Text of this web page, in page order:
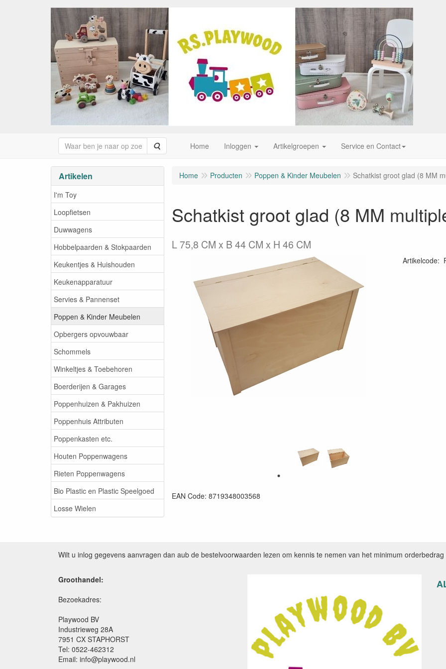
Zoeken Home Inloggen Artikelgroepen Service en Contact
Artikelen
I'm Toy
Loopfietsen
Duwwagens
Hobbelpaarden & Stokpaarden
Keukentjes & Huishouden
Keukenapparatuur
Servies & Pannenset
Poppen & Kinder Meubelen
Opbergers opvouwbaar
Schommels
Winkeltjes & Toebehoren
Boerderijen & Garages
Poppenhuizen & Pakhuizen
Poppenhuis Attributen
Poppenkasten etc.
Houten Poppenwagens
Rieten Poppenwagens
Bio Plastic en Plastic Speelgoed
Losse Wielen
Home Producten Poppen & Kinder Meubelen Schatkist groot glad (8 MM
Schatkist groot glad (8 MM
L 75,8 CM x B 44 CM x H 46 CM
Artikelcode:
EAN Code: 8719348003568
Wilt u inlog gegevens aanvragen dan aub de bestelvoorwaarden lezen om kennis te nemen van het minimum
Groothandel:
Bezoekadres:
Playwood BV
Industrieweg 28A
7951 CX STAPHORST
Tel: 0522-462312
Email: info@playwood.nl